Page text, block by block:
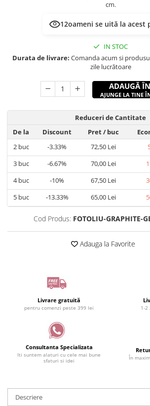
cm.
12oameni se uită la acest
IN STOC
Durata de livrare: Comanda acum si
zile lucrătoare
ADAUGĂ
AJUNGE LA TINE
Reduceri de Cantitate
De la
Discount Pret/ buc
2buc -3.33% 72,50 Lei
3buc -6.67% 70,00 Lei
4buc -10% 67,50 Lei
5buc -13.33% 65,00 Lei
Cod Produs: FOTOLIU-GRAPHITE-
Adauga la Favorite
Livrare gratuită
pentru comenzi peste 399 lei 1-2
Consultanta Specializata
Iti suntem alaturi cu cele mai bune
sfaturi si idei
În
Descriere